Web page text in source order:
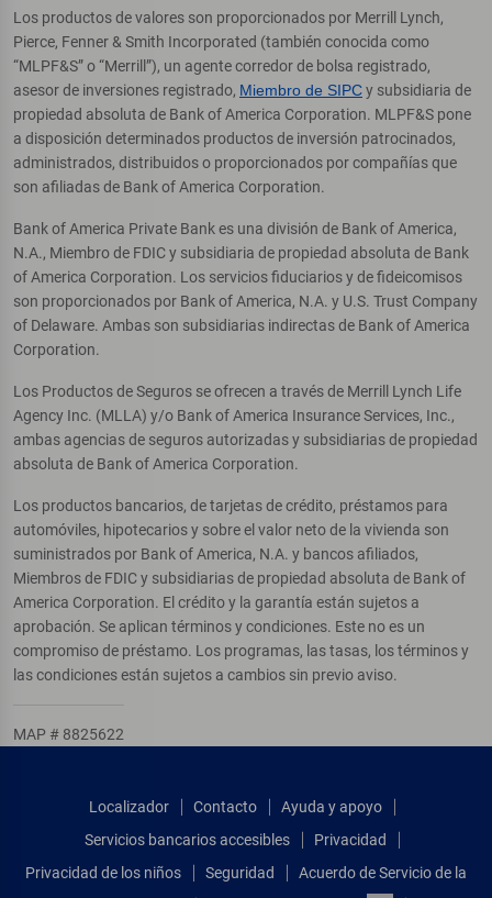
Los productos de valores son proporcionados por Merrill Lynch,
Pierce, Fenner & Smith Incorporated (también conocida como
“MLPF&S” o “Merrill”), un agente corredor de bolsa registrado,
asesor de inversiones registrado, Miembro de SIPCy subsidiaria de
propiedad absoluta de Bank of America Corporation. MLPF&S pone
a disposición determinados productos de inversión patrocinados,
administrados, distribuidos o proporcionados por compañías que
son afiliadas de Bank of America Corporation.
Bank of America Private Bank es una división de Bank of America,
N.A., Miembro de FDIC y subsidiaria de propiedad absoluta de Bank
of America Corporation. Los servicios fiduciarios y de fideicomisos
son proporcionados por Bank of America, N.A. y U.S. Trust Company
of Delaware. Ambas son subsidiarias indirectas de Bank of America
Corporation.
Los Productos de Seguros se ofrecen a través de Merrill Lynch Life
Agency Inc. (MLLA) y/o Bank of America Insurance Services, Inc.,
ambas agencias de seguros autorizadas y subsidiarias de propiedad
absoluta de Bank of America Corporation.
Los productos bancarios, de tarjetas de crédito, préstamos para
automóviles, hipotecarios y sobre el valor neto de la vivienda son
suministrados por Bank of America, N.A. y bancos afiliados,
Miembros de FDIC y subsidiarias de propiedad absoluta de Bank of
America Corporation. El crédito y la garantía están sujetos a
aprobación. Se aplican términos y condiciones. Este no es un
compromiso de préstamo. Los programas, las tasas, los términos y
las condiciones están sujetos a cambios sin previo aviso.
MAP # 8825622
Localizador Contacto
Ayuda y apoyo
Servicios bancarios accesibles
Privacidad
Privacidad de los niños
Seguridad
Acuerdo de Servicio de la